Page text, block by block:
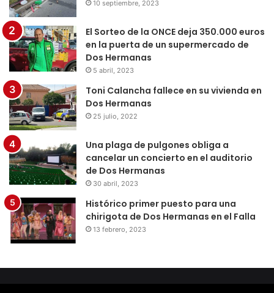
10 septiembre, 2023
El Sorteo de la ONCE deja 350.000 euros
en la puerta de un supermercado de
Dos Hermanas
5 abril, 2023
Toni Calancha fallece en su vivienda en
Dos Hermanas
25 julio, 2022
Una plaga de pulgones obliga a
cancelar un concierto en el auditorio
de Dos Hermanas
30 abril, 2023
Histórico primer puesto para una
chirigota de Dos Hermanas en el Falla
13 febrero, 2023